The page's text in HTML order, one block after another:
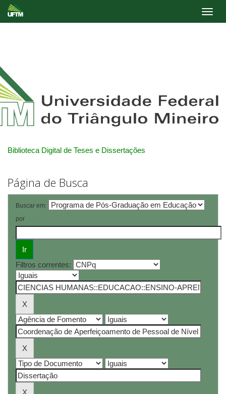
Biblioteca Digital de Teses e Dissertações
Página de Busca
Buscar em:
por
Filtros correntes: